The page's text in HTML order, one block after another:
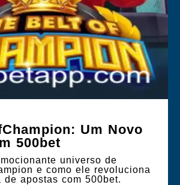
Um Novo
500bet
universo de
e como ele revoluciona
de apostas com 500bet.